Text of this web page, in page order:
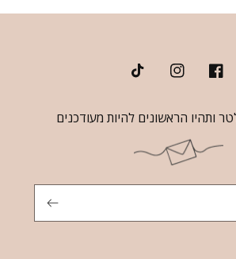
Facebook
Instagram
TikTok
ותהיו הראשונים להיות מעודכנים